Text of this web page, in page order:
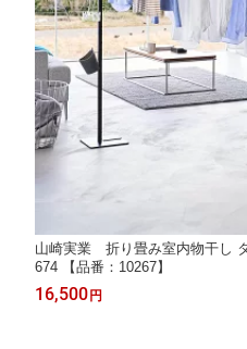
山崎実業 折り畳み室内物干し
674 【品番：10267】
16,500 円